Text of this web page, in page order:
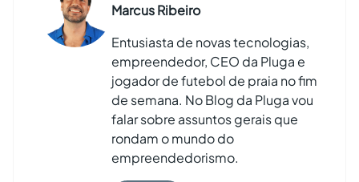
Marcus Ribeiro
Entusiasta de novas tecnologias,
empreendedor, CEO da Pluga e
jogador de futebol de praia no fim
de semana. No Blog da Pluga vou
falar sobre assuntos gerais que
rondam o mundo do
empreendedorismo.